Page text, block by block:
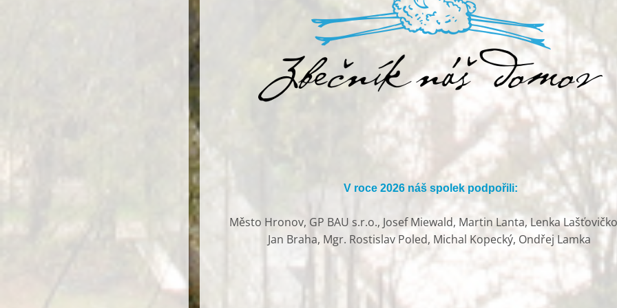
V roce 2026 náš spolek podpořili:
Město Hronov, GP BAU s.r.o., Josef Miewald, Martin Lanta, Lenka
Jan Braha, Mgr. Rostislav Poled, Michal Kopecký, Ondřej Lamka